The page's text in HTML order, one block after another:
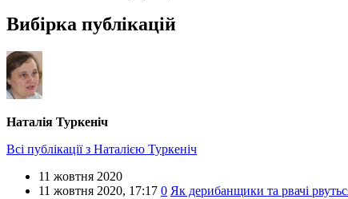
Вибірка публікацій
Наталія Туркеніч
Всі публікації з Наталією Туркеніч
11 жовтня 2020
11 жовтня 2020, 17:17 0 Як дерибанщики та рвачі